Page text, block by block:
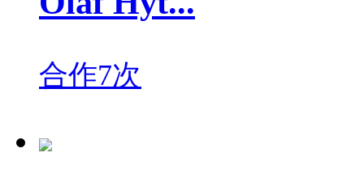
合作7次